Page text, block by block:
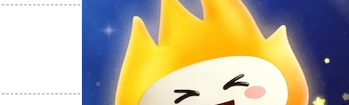
支持 反对 [0]